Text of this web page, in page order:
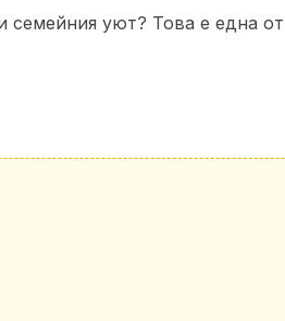
уют? Това е една